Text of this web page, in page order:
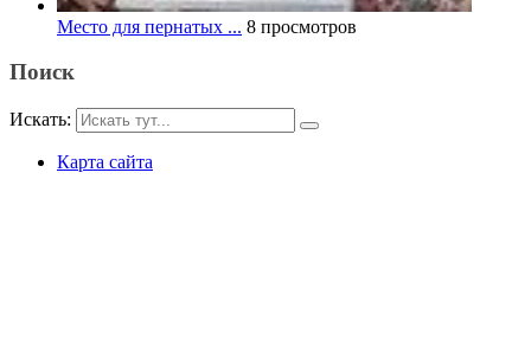
Место для пернатых ... 8 просмотров
Поиск
Искать:
Карта сайта